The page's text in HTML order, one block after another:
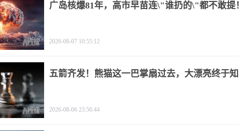
广岛核爆81年，高市早苗连\"谁扔的\"都不敢提！
2026-08-07 10:55:12
五箭齐发！熊猫这一巴掌扇过去，大漂亮终于知
2026-08-06 23:56:44